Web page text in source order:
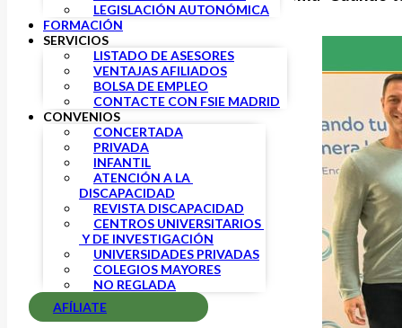
LEGISLACIÓN AUTONÓMICA
FORMACIÓN
SERVICIOS
LISTADO DE ASESORES
VENTAJAS AFILIADOS
BOLSA DE EMPLEO
CONTACTE CON FSIE MADRID
CONVENIOS
CONCERTADA
PRIVADA
INFANTIL
ATENCIÓN A LA
DISCAPACIDAD
REVISTA DISCAPACIDAD
CENTROS UNIVERSITARIOS
Y DE INVESTIGACIÓN
UNIVERSIDADES PRIVADAS
COLEGIOS MAYORES
NO REGLADA
AFÍLIATE